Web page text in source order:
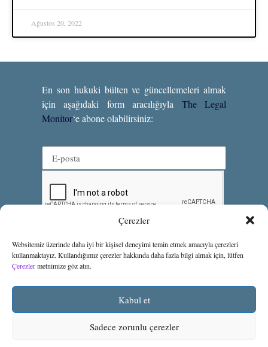
Çerezler
Websitemiz üzerinde daha iyi bir kişisel deneyimi temin etmek amacıyla çerezleri
kullanmaktayız. Kullandığımız çerezler hakkında daha fazla bilgi almak için, lütfen
Çerezlermetnimize göz atın.
Kabul et
Sadece zorunlu çerezler
Ağustos 20, 2022
En son hukuki bülten ve güncellemeleri almak
için aşağıdaki form aracılığıyla The Legal
Monitor‘e abone olabilirsiniz:
Abone Ol
© Meteoğlu & Özkan Avukatlık Ortaklığı 2025.
Kullanım Koşulları Gizlilik Bildirimi Çerezler